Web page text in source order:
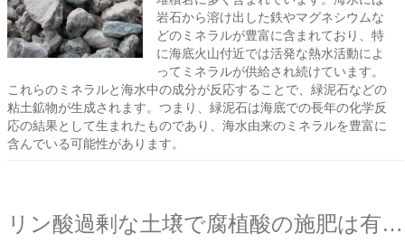
岩石から溶け出した鉄やマグネシウムな
どのミネラルが豊富に含まれており、特
に海底火山付近では活発な熱水活動によ
ってミネラルが供給され続けています。
これらのミネラルと海水中の成分が反応することで、緑泥石などの
粘土鉱物が生成されます。つまり、緑泥石は海底での長年の化学反
応の結果として生まれたものであり、海水由来のミネラルを豊富に
含んでいる可能性があります。
リン酸過剰な土壌で腐植酸の施肥は有効か？